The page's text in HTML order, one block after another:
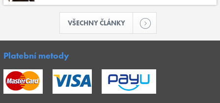
VŠECHNY ČLÁNKY
Platební metody